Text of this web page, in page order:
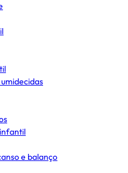
e balanço